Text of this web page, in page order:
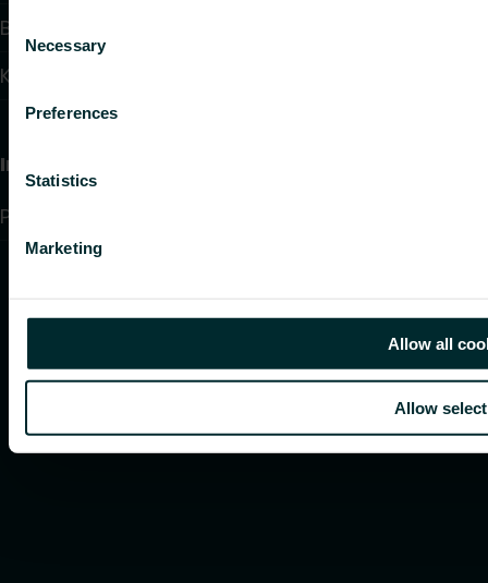
Consent
Selection
Necessary
Preferences
Statistics
Marketing
Allow all
Allow
Bloggartikler
Kontakt
Information
Personvernerklaering